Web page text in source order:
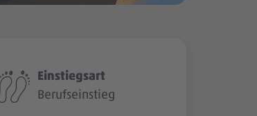
Einstiegsart
Berufseinstieg